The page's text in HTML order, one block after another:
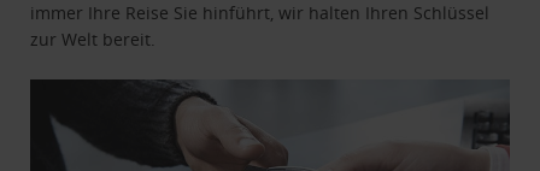
immer Ihre Reise Sie hinführt, wir halten Ihren Schlüssel
zur Welt bereit.